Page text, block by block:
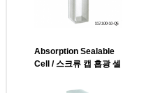
Absorption Sealable
Cell / 스크류 캡 흡광 셀